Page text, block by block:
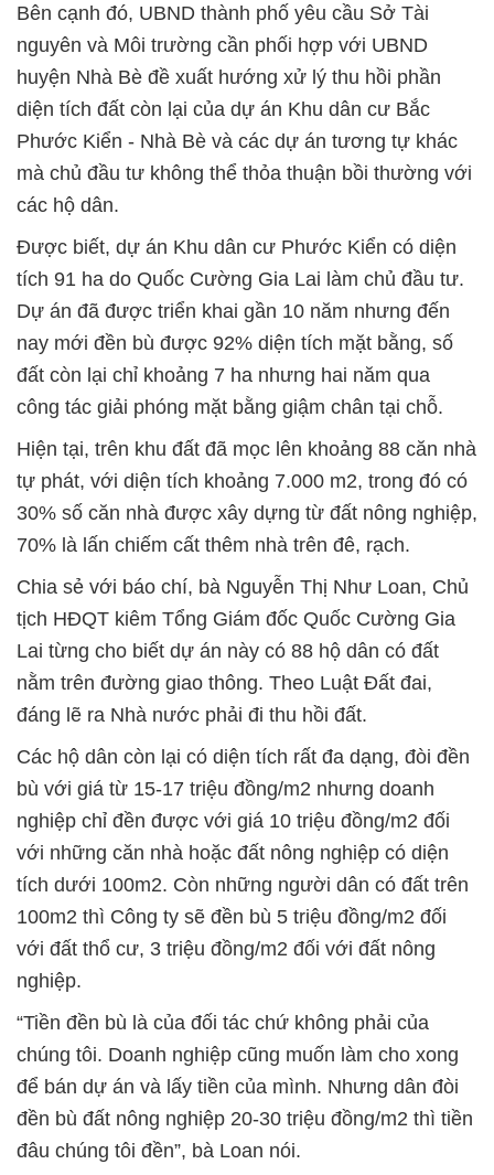
Bên cạnh đó, UBND thành phố yêu cầu Sở Tài
nguyên và Môi trường cần phối hợp với UBND
huyện Nhà Bè đề xuất hướng xử lý thu hồi phần
diện tích đất còn lại của dự án Khu dân cư Bắc
Phước Kiển - Nhà Bè và các dự án tương tự khác
mà chủ đầu tư không thể thỏa thuận bồi thường với
các hộ dân.
Được biết, dự án Khu dân cư Phước Kiển có diện
tích 91 ha do Quốc Cường Gia Lai làm chủ đầu tư.
Dự án đã được triển khai gần 10 năm nhưng đến
nay mới đền bù được 92% diện tích mặt bằng, số
đất còn lại chỉ khoảng 7 ha nhưng hai năm qua
công tác giải phóng mặt bằng giậm chân tại chỗ.
Hiện tại, trên khu đất đã mọc lên khoảng 88 căn nhà
tự phát, với diện tích khoảng 7.000 m2, trong đó có
30% số căn nhà được xây dựng từ đất nông nghiệp,
70% là lấn chiếm cất thêm nhà trên đê, rạch.
Chia sẻ với báo chí, bà Nguyễn Thị Như Loan, Chủ
tịch HĐQT kiêm Tổng Giám đốc Quốc Cường Gia
Lai từng cho biết dự án này có 88 hộ dân có đất
nằm trên đường giao thông. Theo Luật Đất đai,
đáng lẽ ra Nhà nước phải đi thu hồi đất.
Các hộ dân còn lại có diện tích rất đa dạng, đòi đền
bù với giá từ 15-17 triệu đồng/m2 nhưng doanh
nghiệp chỉ đền được với giá 10 triệu đồng/m2 đối
với những căn nhà hoặc đất nông nghiệp có diện
tích dưới 100m2. Còn những người dân có đất trên
100m2 thì Công ty sẽ đền bù 5 triệu đồng/m2 đối
với đất thổ cư, 3 triệu đồng/m2 đối với đất nông
nghiệp.
“Tiền đền bù là của đối tác chứ không phải của
chúng tôi. Doanh nghiệp cũng muốn làm cho xong
để bán dự án và lấy tiền của mình. Nhưng dân đòi
đền bù đất nông nghiệp 20-30 triệu đồng/m2 thì tiền
đâu chúng tôi đền”, bà Loan nói.